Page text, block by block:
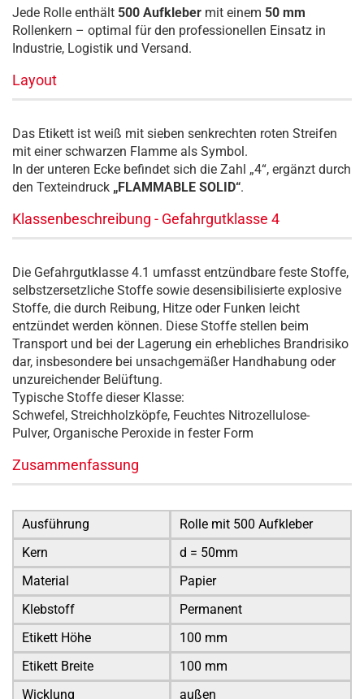
Jede Rolle enthält 500 Aufkleber mit einem 50 mm
Rollenkern – optimal für den professionellen Einsatz in
Industrie, Logistik und Versand.
Layout
Das Etikett ist weiß mit sieben senkrechten roten Streifen
mit einer schwarzen Flamme als Symbol.
In der unteren Ecke befindet sich die Zahl „4“, ergänzt durch
den Texteindruck „FLAMMABLE SOLID“.
Klassenbeschreibung - Gefahrgutklasse 4
Die Gefahrgutklasse 4.1 umfasst entzündbare feste Stoffe,
selbstzersetzliche Stoffe sowie desensibilisierte explosive
Stoffe, die durch Reibung, Hitze oder Funken leicht
entzündet werden können. Diese Stoffe stellen beim
Transport und bei der Lagerung ein erhebliches Brandrisiko
dar, insbesondere bei unsachgemäßer Handhabung oder
unzureichender Belüftung.
Typische Stoffe dieser Klasse:
Schwefel, Streichholzköpfe, Feuchtes Nitrozellulose-
Pulver, Organische Peroxide in fester Form
Zusammenfassung
Ausführung
Rolle mit 500 Aufkleber
Kern
d = 50mm
Material
Papier
Klebstoff
Permanent
Etikett Höhe
100 mm
Etikett Breite
100 mm
Wicklung
außen